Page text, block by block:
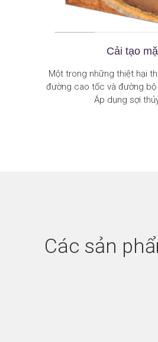
Cải tạo
Một trong những thiệt hại
đường cao tốc và đường bộ
Áp dụng sợi
Các sản